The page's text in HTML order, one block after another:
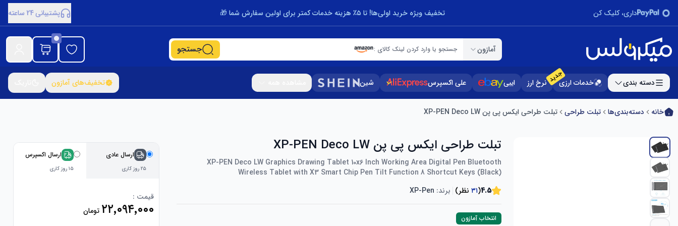
داری، کلیک کن تخفیف ویژه خرید اولی‌ها! تا ۵٪ هزینه خدمات کمتر برای اولین سفارش شما 🎁 پشتیبانی 24 ساعته
آمازون جستجو یا وارد کردن لینک کالای : جستجو
دسته بندی خدمات ارزیجدیدنرخ ارز ایبی علی اکسپرس شین تخفیف‌های آمازون
خانه دسته‌بندی‌ها تبلت طراحی تبلت طراحی ایکس پی پن XP-PEN Deco LW
تبلت طراحی ایکس پی پن XP-PEN Deco LW
XP-PEN Deco LW Graphics Drawing Tablet 10x6 Inch Working Area Digital Pen Bluetooth
Wireless Tablet with X3 Smart Chip Pen Tilt Function 8 Shortcut Keys (Black)
4.5
(۳۱ نظر) برند: XP-Pen
انتخاب آمازون
ارسال عادی
۲۵ روز کاری
ارسال اکسپرس
۱۵ روز کاری
قیمت :
۲۲٬۰۹۴٬۰۰۰ تومان